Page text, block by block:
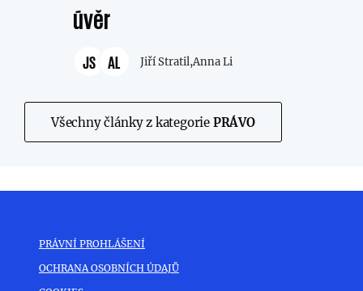
úvěr
JS AL Jiří Stratil,Anna Li
Všechny články z kategorie PRÁVO
PRÁVNÍ PROHLÁŠENÍ
OCHRANA OSOBNÍCH ÚDAJŮ